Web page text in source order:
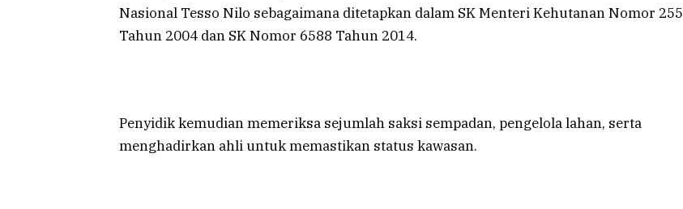
Nasional Tesso Nilo sebagaimana ditetapkan dalam SK Menteri Kehutanan Nomor 255
Tahun 2004 dan SK Nomor 6588 Tahun 2014.
Penyidik kemudian memeriksa sejumlah saksi sempadan, pengelola lahan, serta
menghadirkan ahli untuk memastikan status kawasan.